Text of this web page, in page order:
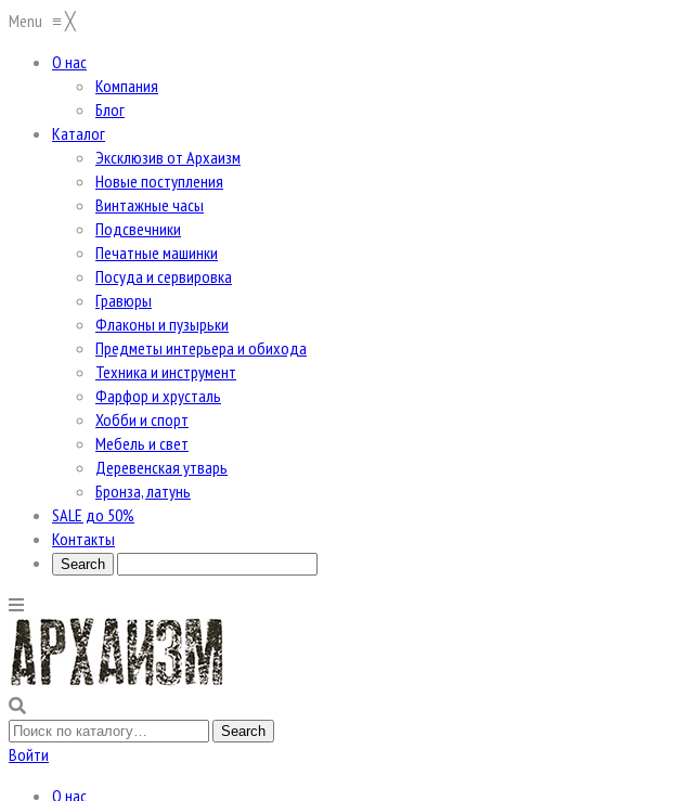
Menu ≡╳
О нас
Компания
Блог
Каталог
Эксклюзив от Архаизм
Новые поступления
Винтажные часы
Подсвечники
Печатные машинки
Посуда и сервировка
Гравюры
Флаконы и пузырьки
Предметы интерьера и обихода
Техника и инструмент
Фарфор и хрусталь
Хобби и спорт
Мебель и свет
Деревенская утварь
Бронза, латунь
SALE до 50%
Контакты
Войти
О нас